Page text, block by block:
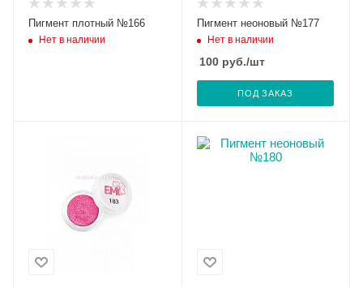
Пигмент плотный №166
Нет в наличии
Пигмент неоновый №177
Нет в наличии
100руб./шт
ПОД ЗАКАЗ